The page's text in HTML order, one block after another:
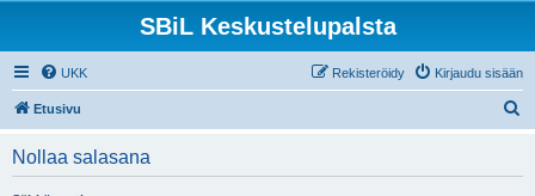
SBiL Keskustelupalsta
UKK Kirjaudu sisään
Rekisteröidy
Etusivu
Nollaa salasana